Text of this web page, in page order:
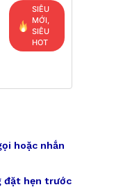
SIÊU
MỚI,
SIÊU
HOT
hoặc nhắn
đặt hẹn trước